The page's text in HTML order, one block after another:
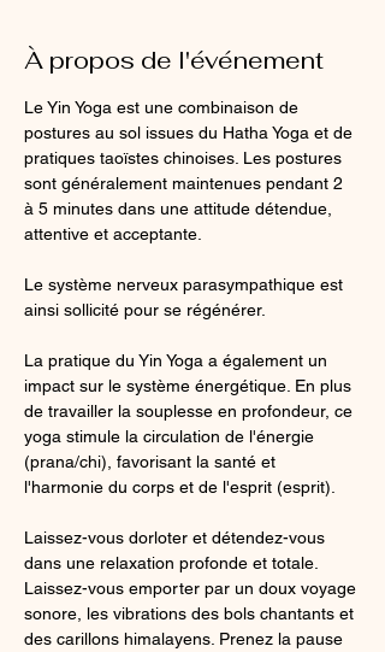
À propos de l'événement
Le Yin Yoga est une combinaison de
postures au sol issues du Hatha Yoga et de
pratiques taoïstes chinoises. Les postures
sont généralement maintenues pendant 2
à 5 minutes dans une attitude détendue,
attentive et acceptante.
Le système nerveux parasympathique est
ainsi sollicité pour se régénérer.
La pratique du Yin Yoga a également un
impact sur le système énergétique. En plus
de travailler la souplesse en profondeur, ce
yoga stimule la circulation de l'énergie
(prana/chi), favorisant la santé et
l'harmonie du corps et de l'esprit (esprit).
Laissez-vous dorloter et détendez-vous
dans une relaxation profonde et totale.
Laissez-vous emporter par un doux voyage
sonore, les vibrations des bols chantants et
des carillons himalayens. Prenez la pause